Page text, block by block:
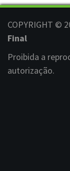
n
COPYRIGHT ©
Final
Proibida a
autorização.